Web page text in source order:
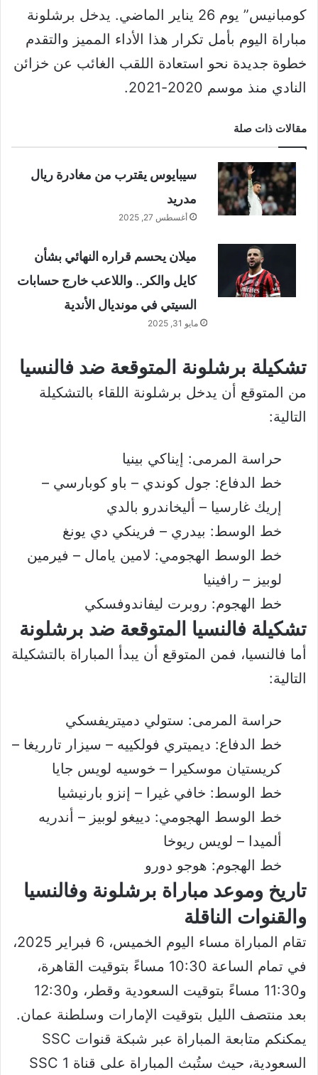
كومبانيس” يوم 26 يناير الماضي. يدخل برشلونة
مباراة اليوم بأمل تكرار هذا الأداء المميز والتقدم
خطوة جديدة نحو استعادة اللقب الغائب عن خزائن
النادي منذ موسم 2020-2021.
مقالات ذات صلة
سيبايوس يقترب من مغادرة ريال
مدريد
أغسطس 27, 2025
ميلان يحسم قراره النهائي بشأن
كايل والكر.. واللاعب خارج حسابات
السيتي في مونديال الأندية
مايو 31, 2025
تشكيلة برشلونة المتوقعة ضد فالنسيا
من المتوقع أن يدخل برشلونة اللقاء بالتشكيلة
التالية:
حراسة المرمى: إيناكي بينيا
خط الدفاع: جول كوندي – باو كوبارسي –
إريك غارسيا – أليخاندرو بالدي
خط الوسط: بيدري – فرينكي دي يونغ
خط الوسط الهجومي: لامين يامال – فيرمين
لوبيز – رافينيا
خط الهجوم: روبرت ليفاندوفسكي
تشكيلة فالنسيا المتوقعة ضد برشلونة
أما فالنسيا، فمن المتوقع أن يبدأ المباراة بالتشكيلة
التالية:
حراسة المرمى: ستولي دميتريفسكي
خط الدفاع: ديميتري فولكييه – سيزار تارريغا –
كريستيان موسكيرا – خوسيه لويس جايا
خط الوسط: خافي غيرا – إنزو بارنيشيا
خط الوسط الهجومي: دييغو لوبيز – أندريه
ألميدا – لويس ريوخا
خط الهجوم: هوجو دورو
تاريخ وموعد مباراة برشلونة وفالنسيا
والقنوات الناقلة
تقام المباراة مساء اليوم الخميس، 6 فبراير 2025،
في تمام الساعة 10:30 مساءً بتوقيت القاهرة،
و11:30 مساءً بتوقيت السعودية وقطر، و12:30
بعد منتصف الليل بتوقيت الإمارات وسلطنة عمان.
يمكنكم متابعة المباراة عبر شبكة قنوات SSC
السعودية، حيث ستُبث المباراة على قناة SSC 1